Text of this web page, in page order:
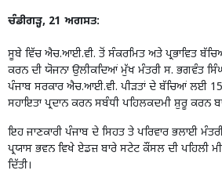
ਚੰਡੀਗੜ੍ਹ, 21 ਅਗਸਤ:
ਸੂਬੇ ਵਿੱਚ ਐਚ.ਆਈ.ਵੀ. ਤੋਂ ਸੰਕਰਮਿਤ ਅਤੇ ਪ੍ਰਭਾਵਿਤ
ਕਰਨ ਦੀ ਯੋਜਨਾ ਉਲੀਕਦਿਆਂ ਮੁੱਖ ਮੰਤਰੀ ਸ. ਭਗਵੰਤ
ਪੰਜਾਬ ਸਰਕਾਰ ਐਚ.ਆਈ.ਵੀ. ਪੀੜਤਾਂ ਦੇ ਬੱਚਿਆਂ ਲਈ
ਸਹਾਇਤਾ ਪ੍ਰਦਾਨ ਕਰਨ ਸਬੰਧੀ ਪਹਿਲਕਦਮੀ ਸ਼ੁਰੂ ਕਰਨ
ਇਹ ਜਾਣਕਾਰੀ ਪੰਜਾਬ ਦੇ ਸਿਹਤ ਤੇ ਪਰਿਵਾਰ ਭਲਾਈ
ਪ੍ਰਯਾਸ ਭਵਨ ਵਿਖੇ ਏਡਜ਼ ਬਾਰੇ ਸਟੇਟ ਕੌਂਸਲ ਦੀ ਪਹਿਲੀ
ਦਿੱਤੀ।